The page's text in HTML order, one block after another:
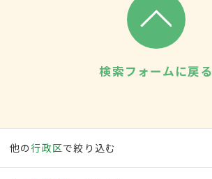
検索フォームに戻る
他の行政区で絞り込む